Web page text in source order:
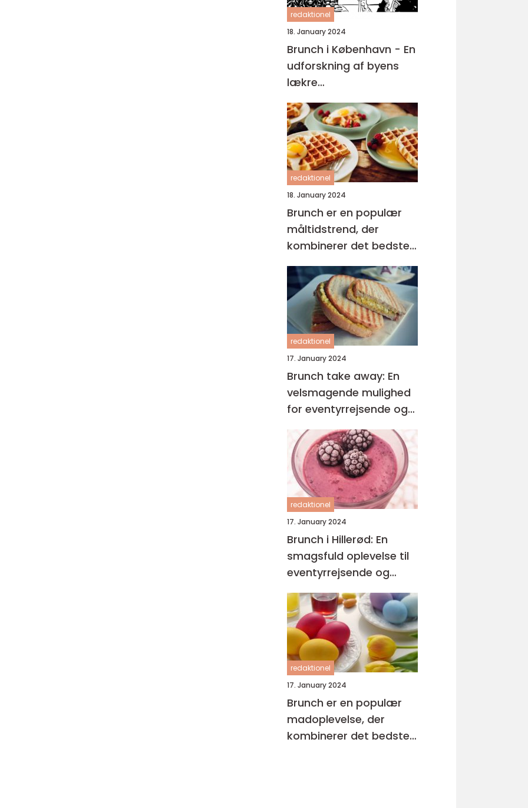
redaktionel
18. January 2024
Brunch i København - En
udforskning af byens
lækre
morgenmadsoplevelser
redaktionel
18. January 2024
Brunch er en populær
måltidstrend, der
kombinerer det bedste
fra morgenmad og
frokost
redaktionel
17. January 2024
Brunch take away: En
velsmagende mulighed
for eventyrrejsende og
backpackere
redaktionel
17. January 2024
Brunch i Hillerød: En
smagsfuld oplevelse til
eventyrrejsende og
backpackere
redaktionel
17. January 2024
Brunch er en populær
madoplevelse, der
kombinerer det bedste